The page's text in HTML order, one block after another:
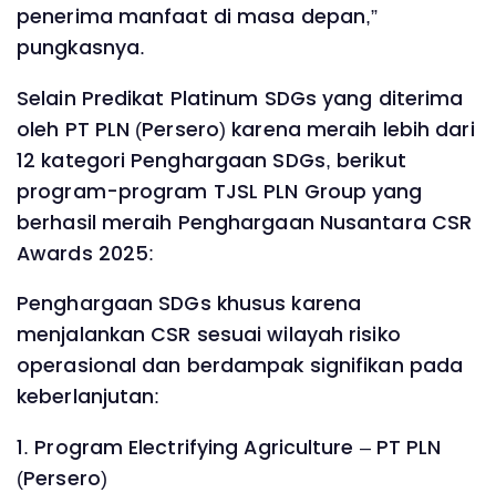
penerima manfaat di masa depan,”
pungkasnya.
Selain Predikat Platinum SDGs yang diterima
oleh PT PLN (Persero) karena meraih lebih dari
12 kategori Penghargaan SDGs, berikut
program-program TJSL PLN Group yang
berhasil meraih Penghargaan Nusantara CSR
Awards 2025:
Penghargaan SDGs khusus karena
menjalankan CSR sesuai wilayah risiko
operasional dan berdampak signifikan pada
keberlanjutan:
1. Program Electrifying Agriculture – PT PLN
(Persero)